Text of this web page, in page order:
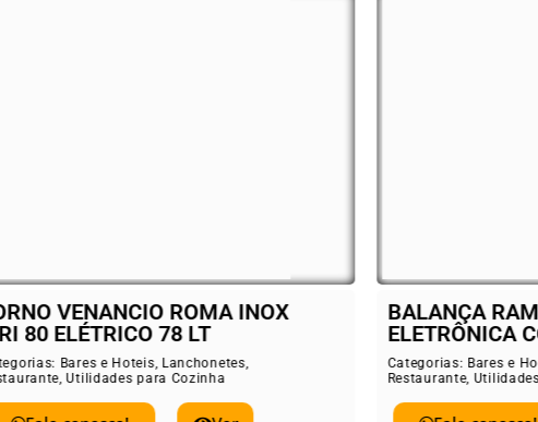
BALANÇA RAMUZA 30 KG
ELETRÔNICA COM BATERIA
Categorias:Bares e Hoteis,Lanchonetes
Restaurante, Utilidades para Cozinha
FORNO
FIRI 80 A
Categorias:Bares
Restaurante,